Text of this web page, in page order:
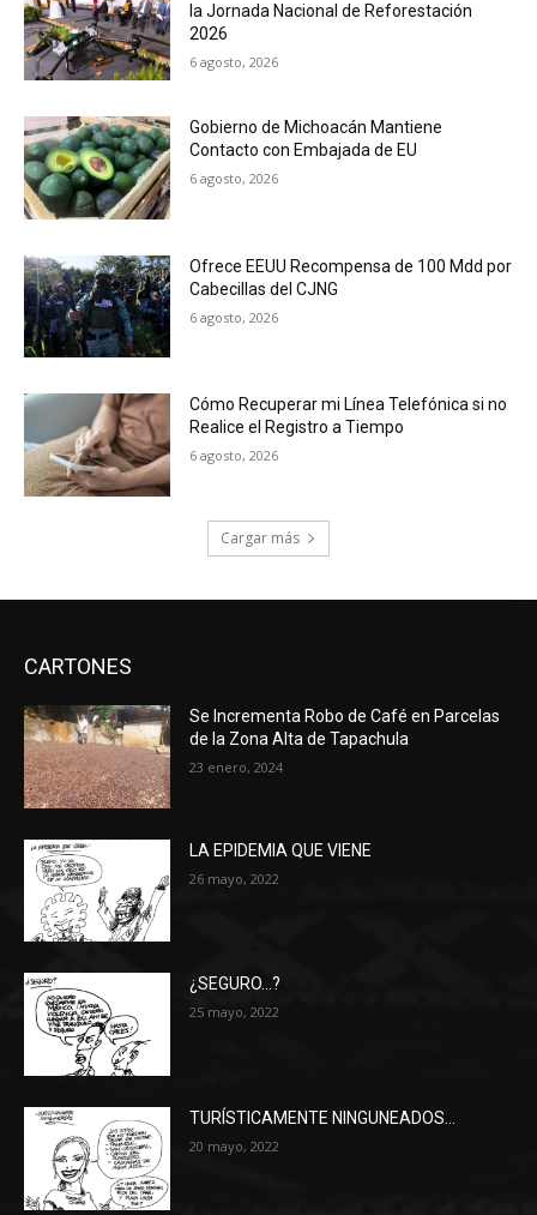
la Jornada Nacional de Reforestación
2026
6 agosto, 2026
Gobierno de Michoacán Mantiene
Contacto con Embajada de EU
6 agosto, 2026
Ofrece EEUU Recompensa de 100 Mdd por
Cabecillas del CJNG
6 agosto, 2026
Cómo Recuperar mi Línea Telefónica si no
Realice el Registro a Tiempo
6 agosto, 2026
Cargar más
CARTONES
Se Incrementa Robo de Café en Parcelas
de la Zona Alta de Tapachula
23 enero, 2024
LA EPIDEMIA QUE VIENE
26 mayo, 2022
¿SEGURO…?
25 mayo, 2022
TURÍSTICAMENTE NINGUNEADOS…
20 mayo, 2022